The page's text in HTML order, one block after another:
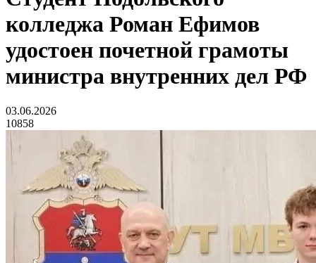
колледжа Роман Ефимов
удостоен почетной грамоты
министра внутренних дел РФ
03.06.2026
10858